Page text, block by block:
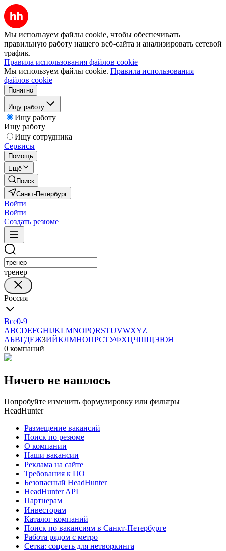
Мы используем файлы cookie, чтобы обеспечивать
правильную работу нашего веб-сайта и анализировать сетевой
трафик.
Правила использования файлов cookie
Мы используем файлы cookie. Правила использования
файлов cookie
Понятно
Ищу работу
Ищу работу
Ищу работу
Ищу сотрудника
Сервисы
Помощь
Ещё
Поиск
Санкт-Петербург
Войти
Войти
Создать резюме
тренер
Россия
Все0-9
ABCDEFGHIJKLMNOPQRSTUVWXYZ
АБВГДЕЖЗИЙКЛМНОПРСТУФХЦЧШЩЭЮЯ
0 компаний
Ничего не нашлось
Попробуйте изменить формулировку или фильтры
HeadHunter
Размещение вакансий
Поиск по резюме
О компании
Наши вакансии
Реклама на сайте
Требования к ПО
Безопасный HeadHunter
HeadHunter API
Партнерам
Инвесторам
Каталог компаний
Поиск по вакансиям в Санкт-Петербурге
Работа рядом с метро
Сетка: соцсеть для нетворкинга